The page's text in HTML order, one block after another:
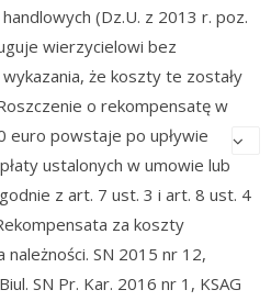
(Dz.U. z 2013 r. poz.
wierzycielowi bez
że koszty te zostały
o rekompensatę w
euro powstaje po upływie
ustalonych w umowie lub
z art. 7 ust. 3 i art. 8 ust. 4
za koszty
należności. SN 2015 nr 12,
SN Pr. Kar. 2016 nr 1, KSAG